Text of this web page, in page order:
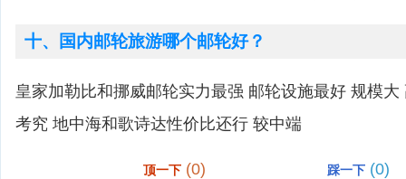
十、国内邮轮旅游哪个邮轮好？
皇家加勒比和挪威邮轮实力最强 邮轮设施最好 规模
考究 地中海和歌诗达性价比还行 较中端
顶一下 (0) 踩一下 (0)